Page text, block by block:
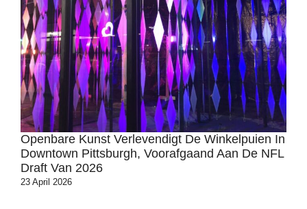
Openbare Kunst Verlevendigt De Winkelpuien In
Downtown Pittsburgh, Voorafgaand Aan De NFL
Draft Van 2026
23 April 2026